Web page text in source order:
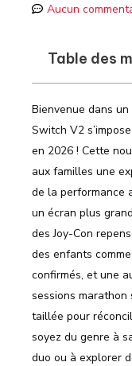
Aucun
Table des
Bienvenue dans
Switch V2
en 2026 ! Cette
aux familles une
de la performance
un écran plus
des Joy-Con
des enfants
confirmés, et une
sessions
taillée pour
soyez du genre à
duo ou à explorer